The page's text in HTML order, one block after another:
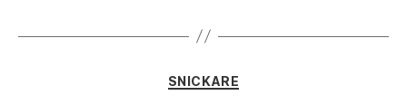
Kategorier
SNICKARE